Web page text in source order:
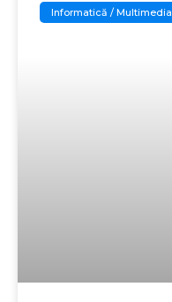
Informatică / Multimedia